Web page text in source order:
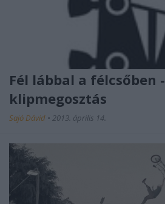
Fél lábbal a félcsőben -
klipmegosztás
Sajó Dávid • 2013. április 14.